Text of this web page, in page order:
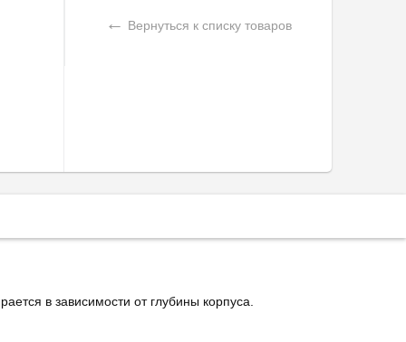
← Вернуться к списку товаров
в зависимости от глубины корпуса.